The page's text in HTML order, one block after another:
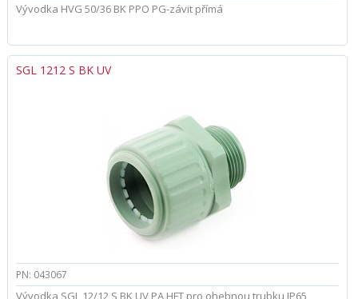
Vývodka HVG 50/36 BK PPO PG-závit přímá
SGL 1212 S BK UV
PN: 043067
Vývodka SGL 12/12 S BK UV PA HFT pro ohebnou trubku IP65